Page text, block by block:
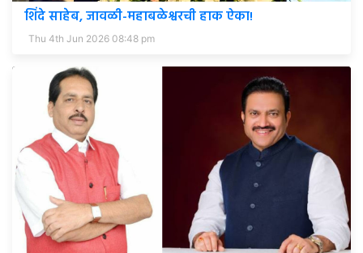
शिंदे साहेब, जावळी-महाबळेश्वरची हाक ऐका!
Thu 4th Jun 2026 08:48 pm